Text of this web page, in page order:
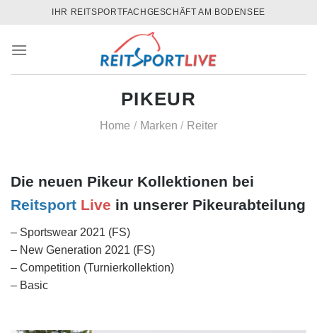
content
IHR REITSPORTFACHGESCHÄFT AM BODENSEE
PIKEUR
Home / Marken / Reiter
Die neuen Pikeur Kollektionen bei
Reitsport Live in unserer Pikeurabteilung
– Sportswear 2021 (FS)
– New Generation 2021 (FS)
– Competition (Turnierkollektion)
– Basic